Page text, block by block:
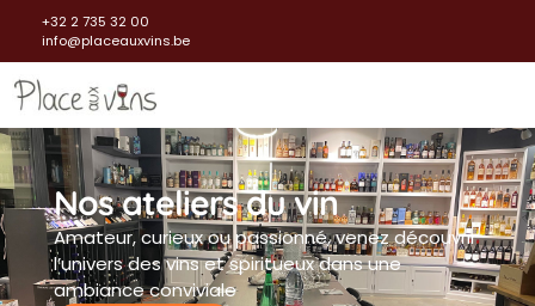
+32 2 735 32 00
info@placeauxvins.be
Nos ateliers du vin
Amateur, curieux ou passionné, venez découvrir
l’univers des vins et spiritueux dans une
ambiance conviviale